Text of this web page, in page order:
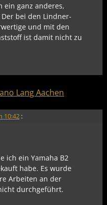
ein ganz anderes,
bei den Lindner-
und mit den
ist damit nicht zu
Lang Aachen
10:42 :
ich ein Yamaha B2
habe. Es wurde
Arbeiten an der
durchgeführt.